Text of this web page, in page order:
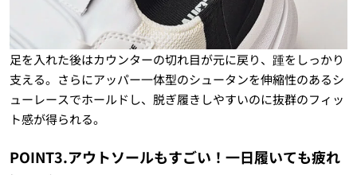
足を入れた後はカウンターの切れ目が元に戻り、踵をしっかり
支える。さらにアッパー一体型のシュータンを伸縮性のあるシ
ューレースでホールドし、脱ぎ履きしやすいのに抜群のフィッ
ト感が得られる。
POINT3.アウトソールもすごい！一日履いても疲れ